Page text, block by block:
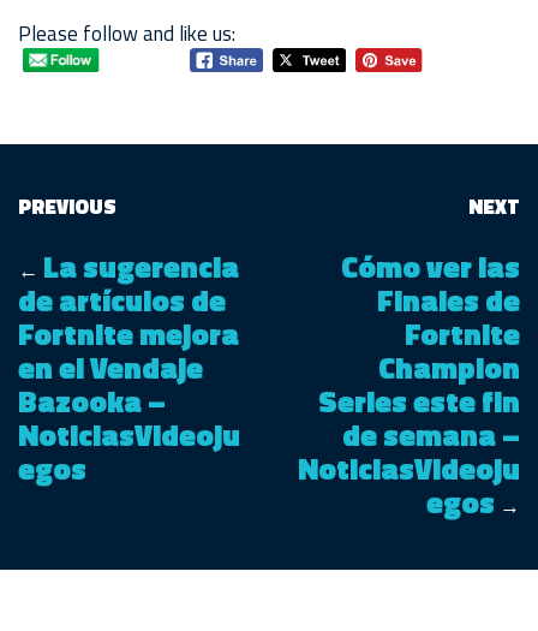
Please follow and like us:
PREVIOUS
← La sugerencia
de artículos de
Fortnite mejora
en el Vendaje
Bazooka –
NoticiasVideoju
egos
NEXT
Cómo ver las
Finales de
Fortnite
Champion
Series este fin
de semana –
NoticiasVideoju
egos →